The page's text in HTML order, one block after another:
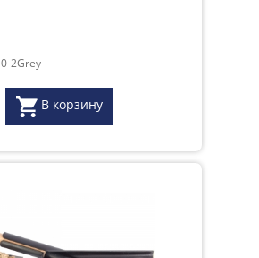
2Grey
В корзину